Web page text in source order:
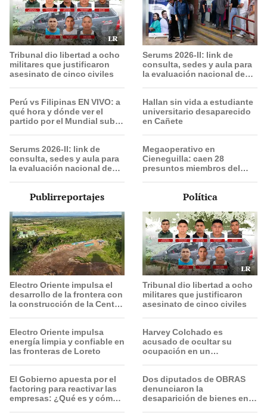
Tribunal dio libertad a ocho
militares que justificaron
asesinato de cinco civiles
Perú vs Filipinas EN VIVO: a
qué hora y dónde ver el
partido por el Mundial sub
Serums 2026-II: link de
consulta, sedes y aula para
la evaluación nacional de
Serums 2026-II: link de
consulta, sedes y aula para
la evaluación nacional de
Hallan sin vida a estudiante
universitario desaparecido
en Cañete
Megaoperativo en
Cieneguilla: caen 28
presuntos miembros del
cumpleaños
Publirreportajes
Electro Oriente impulsa el
desarrollo de la frontera con
la construcción de la Central
Electro Oriente impulsa
energía limpia y confiable en
las fronteras de Loreto
El Gobierno apuesta por el
factoring para reactivar las
empresas: ¿Qué es y cómo
Política
Tribunal dio libertad a ocho
militares que justificaron
asesinato de cinco civiles
Harvey Colchado es
acusado de ocultar su
ocupación en un
PNP
Dos diputados de OBRAS
denunciaron la
desaparición de bienes en el